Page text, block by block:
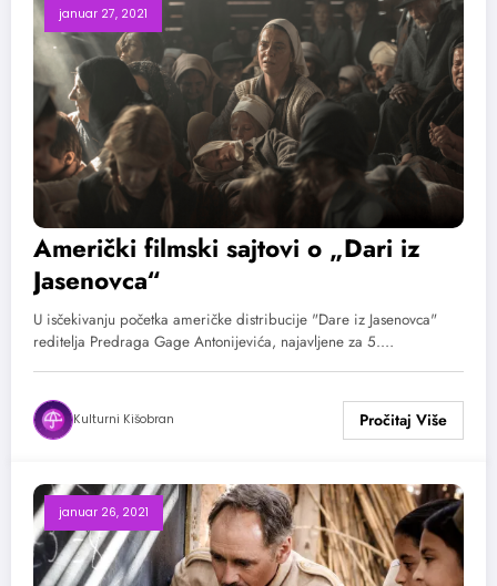
januar 27, 2021
Američki filmski sajtovi o „Dari iz
Jasenovca“
U isčekivanju početka američke distribucije "Dare iz Jasenovca"
reditelja Predraga Gage Antonijevića, najavljene za 5.…
Kulturni Kišobran
januar 26, 2021